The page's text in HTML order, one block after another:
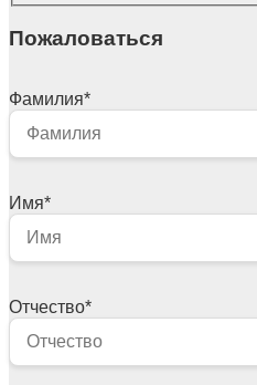
Пожаловаться
Фамилия*
Имя*
Отчество*